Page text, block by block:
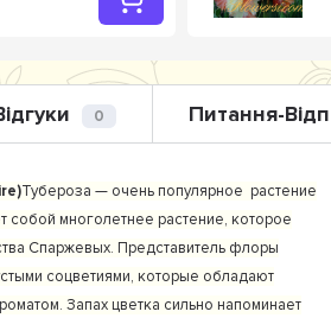
0 Питання-
Тубероза — очень популярное растение
собой многолетнее растение, которое
Спаржевых. Представитель флоры
соцветиями, которые обладают
Запах цветка сильно напоминает